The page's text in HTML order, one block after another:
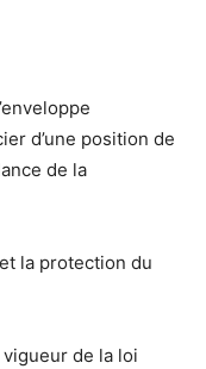
d’une position de
de la
la protection du
vigueur de la loi